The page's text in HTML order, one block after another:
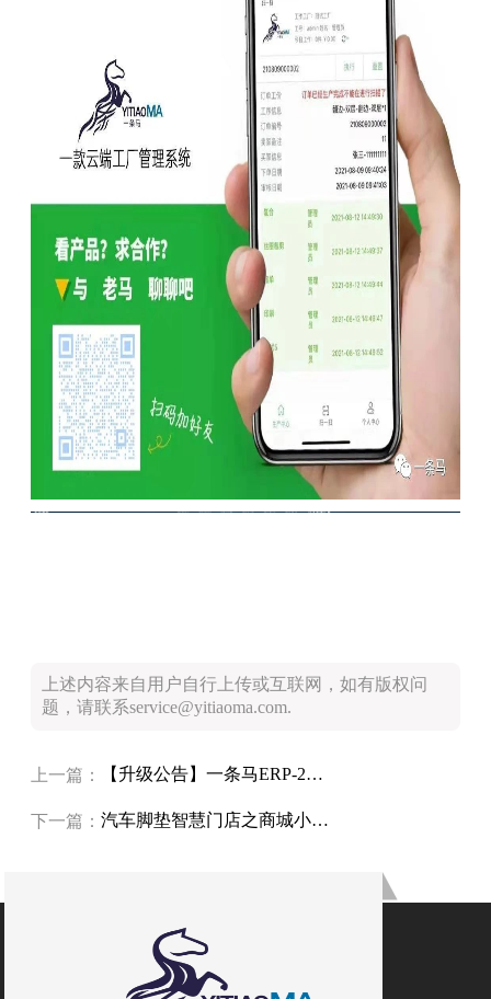
上述内容来自用户自行上传或互联网，如有版权问
题，请联系service@yitiaoma.com.
上一篇： 【升级公告】一条马ERP-20230520
下一篇： 汽车脚垫智慧门店之商城小程序